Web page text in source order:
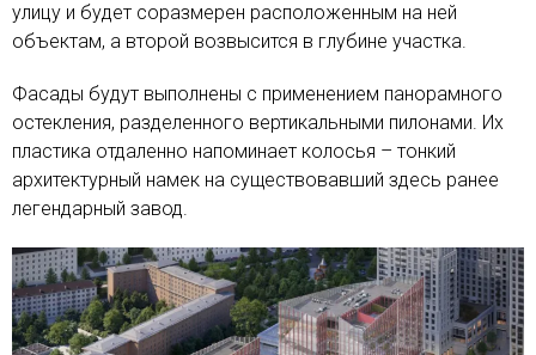
улицу и будет соразмерен расположенным на ней
объектам, а второй возвысится в глубине участка.
Фасады будут выполнены с применением панорамного
остекления, разделенного вертикальными пилонами. Их
пластика отдаленно напоминает колосья – тонкий
архитектурный намек на существовавший здесь ранее
легендарный завод.